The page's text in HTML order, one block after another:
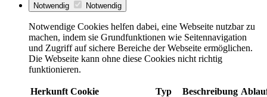
Notwendig Notwendig
Notwendige Cookies helfen dabei, eine Webseite nutzbar zu
machen, indem sie Grundfunktionen wie Seitennavigation
und Zugriff auf sichere Bereiche der Webseite ermöglichen.
Die Webseite kann ohne diese Cookies nicht richtig
funktionieren.
Herkunft Cookie Typ Beschreibung